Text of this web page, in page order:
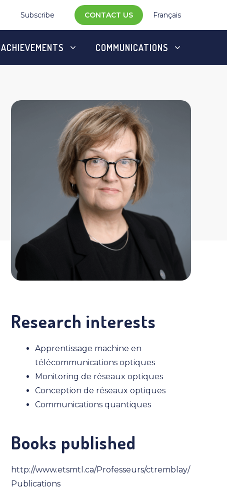
Subscribe CONTACT US Français
ACHIEVEMENTS COMMUNICATIONS
Research interests
Apprentissage machine en
télécommunications optiques
Monitoring de réseaux optiques
Conception de réseaux optiques
Communications quantiques
Books published
http://www.etsmtl.ca/Professeurs/ctremblay/
Publications